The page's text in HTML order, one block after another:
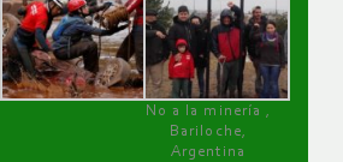
No a la minería ,
Bariloche,
Argentina